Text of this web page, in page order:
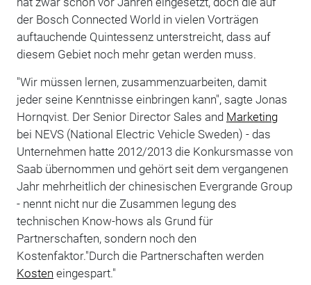
der Bosch Connected World in vielen Vorträgen
auftauchende Quintessenz unterstreicht, dass auf
diesem Gebiet noch mehr getan werden muss.
"Wir müssen lernen, zusammenzuarbeiten, damit
jeder seine Kenntnisse einbringen kann", sagte Jonas
Hornqvist. Der Senior Director Sales and Marketing
bei NEVS (National Electric Vehicle Sweden) - das
Unternehmen hatte 2012/2013 die Konkursmasse von
Saab übernommen und gehört seit dem vergangenen
Jahr mehrheitlich der chinesischen Evergrande Group
- nennt nicht nur die Zusammen legung des
technischen Know-hows als Grund für
Partnerschaften, sondern noch den
Kostenfaktor."Durch die Partnerschaften werden
Kosten eingespart."